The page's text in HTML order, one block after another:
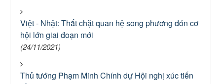
Việt - Nhật: Thắt chặt quan hệ song phương đón cơ
hội lớn giai đoạn mới
(24/11/2021)
Thủ tướng Phạm Minh Chính dự Hội nghị xúc tiến